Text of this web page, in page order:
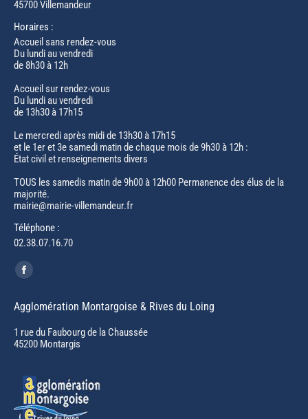
45700 Villemandeur
Horaires :
Accueil sans rendez-vous
Du lundi au vendredi
de 8h30 à 12h
Accueil sur rendez-vous
Du lundi au vendredi
de 13h30 à 17h15
Le mercredi après midi de 13h30 à 17h15
et le 1er et 3e samedi matin de chaque mois de 9h30 à 12h :
État civil et renseignements divers
TOUS les samedis matin de 9h00 à 12h00 Permanence des élus de la
majorité.
mairie@mairie-villemandeur.fr
Téléphone :
02.38.07.16.70
Trouvez nous sur :
Facebook
opens
in
new
Agglomération Montargoise & Rives du Loing
1 rue du Faubourg de la Chaussée
45200 Montargis